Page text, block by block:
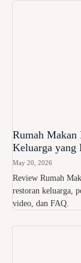
Rumah Makan
Keluarga yang
May 20, 2026
Review Rumah
restoran keluarga,
video, dan FAQ.